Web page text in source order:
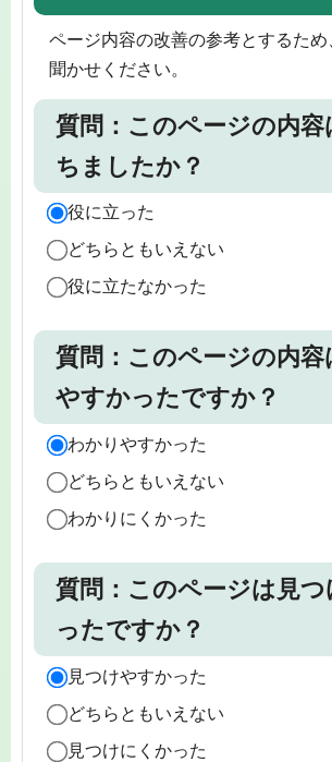
ページ内容の改善の参考とするた
聞かせください。
質問：このページの内容
ちましたか？
役に立った
どちらともいえない
役に立たなかった
質問：このページの内容
やすかったですか？
わかりやすかった
どちらともいえない
わかりにくかった
質問：このページは見
ったですか？
見つけやすかった
どちらともいえない
見つけにくかった